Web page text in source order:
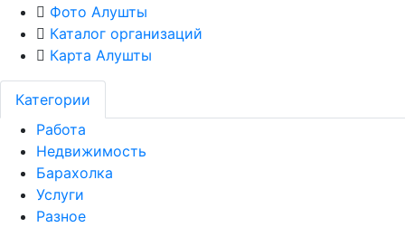
Фото Алушты
Каталог организаций
Карта Алушты
Категории
Работа
Недвижимость
Барахолка
Услуги
Разное